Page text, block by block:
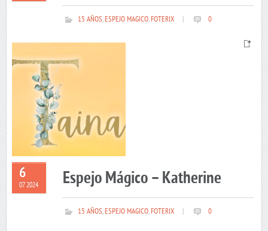
15 AÑOS,ESPEJO MAGICO,FOTERIX 0
6
07 2024 Espejo Mágico – Katherine
15 AÑOS,ESPEJO MAGICO,FOTERIX 0